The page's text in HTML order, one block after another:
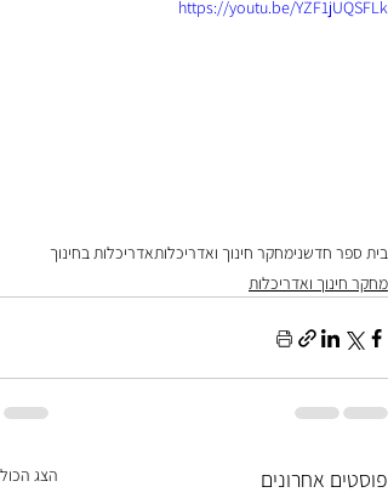
https://youtu.be/YZF1jUQSFLk
בית ספר חדשנימחקר חינוך ואדריכלותאדריכלות בחינוך
מחקר חינוך ואדריכלות
פוסטים אחרונים הצג הכול